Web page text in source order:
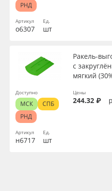
Артикул
о6307
Ед.
шт
РНД
Артикул
н6717
Ракель-
с
мягкий
Ед.
шт
Цены
244.32 ₽
Доступно
МСК
СПБ
РНД